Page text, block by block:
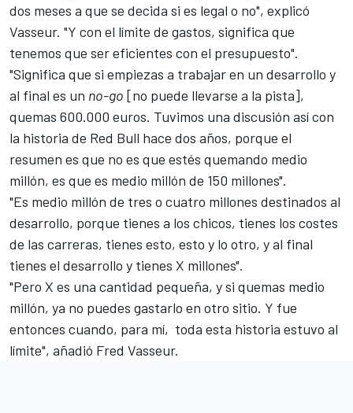
dos meses a que se decida si es legal o no", explicó
Vasseur. "Y con el límite de gastos, significa que
tenemos que ser eficientes con el presupuesto".
"Significa que si empiezas a trabajar en un desarrollo y
al final es un no-go [no puede llevarse a la pista],
quemas 600.000 euros. Tuvimos una discusión así con
la historia de Red Bull hace dos años, porque el
resumen es que no es que estés quemando medio
millón, es que es medio millón de 150 millones".
"Es medio millón de tres o cuatro millones destinados al
desarrollo, porque tienes a los chicos, tienes los costes
de las carreras, tienes esto, esto y lo otro, y al final
tienes el desarrollo y tienes X millones".
"Pero X es una cantidad pequeña, y si quemas medio
millón, ya no puedes gastarlo en otro sitio. Y fue
entonces cuando, para mí, toda esta historia estuvo al
límite", añadió Fred Vasseur.